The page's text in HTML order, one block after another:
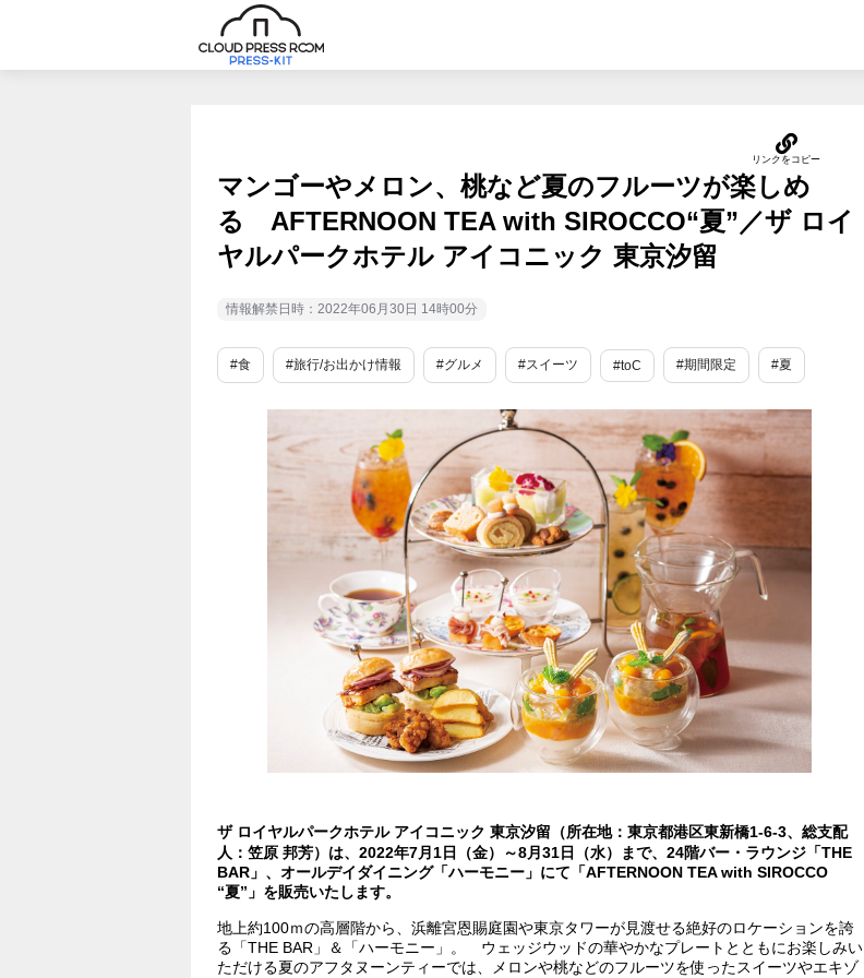
マンゴーやメロン、桃など夏のフルーツが楽しめ
る AFTERNOON TEA with SIROCCO“夏”／ザ ロイ
ヤルパークホテル アイコニック 東京汐留
情報解禁日時：2022年06月30日 14時00分
#食 #旅行/お出かけ情報 #グルメ #スイーツ #toC #期間限定 #夏
ザ ロイヤルパークホテル アイコニック 東京汐留（所在地：東京都港区東新橋1-6-3、総支配
人：笠原 邦芳）は、2022年7月1日（金）～8月31日（水）まで、24階バー・ラウンジ「THE
BAR」、オールデイダイニング「ハーモニー」にて「AFTERNOON TEA with SIROCCO
“夏”」を販売いたします。
地上約100ｍの高層階から、浜離宮恩賜庭園や東京タワーが見渡せる絶好のロケーションを誇
る「THE BAR」＆「ハーモニー」。 ウェッジウッドの華やかなプレートとともにお楽しみい
ただける夏のアフタヌーンティーでは、メロンや桃などのフルーツを使ったスイーツやエキゾ